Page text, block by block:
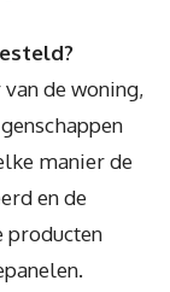
de woning,
manier de
en de
producten